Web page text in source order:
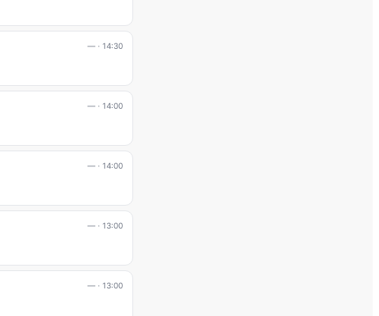
— · 14:30
— · 14:00
— · 14:00
— · 13:00
— · 13:00